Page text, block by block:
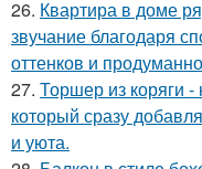
26. Квартира в доме
звучание благодаря
оттенков и
27. Торшер из коряги
который сразу
и уюта.